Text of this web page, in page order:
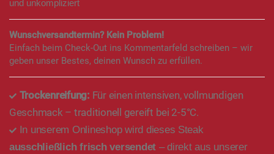
und unkompliziert
Wunschversandtermin? Kein Problem!
Einfach beim Check-Out ins Kommentarfeld schreiben – wir
geben unser Bestes, deinen Wunsch zu erfüllen.
Trockenreifung: Für einen intensiven, vollmundigen
Geschmack – traditionell gereift bei 2-5°C.
In unserem Onlineshop wird dieses Steak
ausschließlich frisch versendet – direkt aus unserer